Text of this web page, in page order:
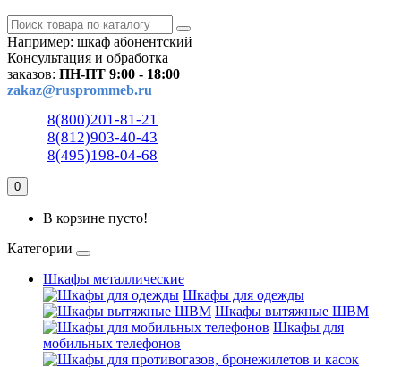
Например: шкаф абонентский
Консультация и обработка
заказов: ПН-ПТ 9:00 - 18:00
zakaz@rusprommeb.ru
8(800)201-81-21
8(812)903-40-43
8(495)198-04-68
0
В корзине пусто!
Категории
Шкафы металлические
Шкафы для одежды
Шкафы вытяжные ШВМ
Шкафы для
мобильных телефонов